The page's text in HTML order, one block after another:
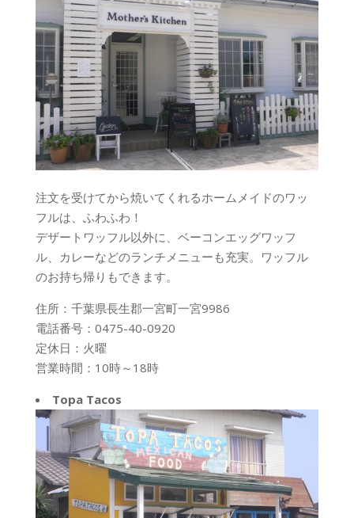
注文を受けてから焼いてくれるホームメイドのワッ
フルは、ふわふわ！
デザートワッフル以外に、ベーコンエッグワッフ
ル、カレーなどのランチメニューも充実。ワッフル
のお持ち帰りもできます。
住所：千葉県長生郡一宮町一宮9986
電話番号：0475-40-0920
定休日：火曜
営業時間：10時～18時
Topa Tacos